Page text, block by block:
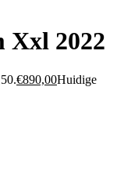
Xxl 2022
€890,00Huidige